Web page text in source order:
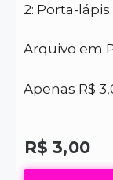
2: Porta-
Arquivo em
Apenas R$
R$ 3,00